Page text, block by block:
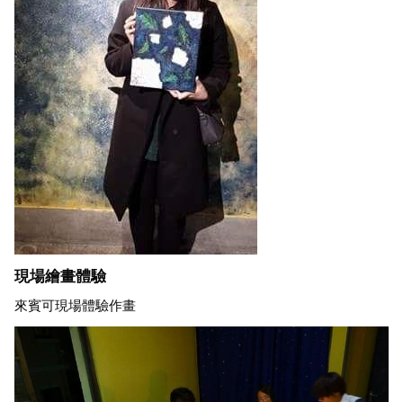
現場繪畫體驗
來賓可現場體驗作畫